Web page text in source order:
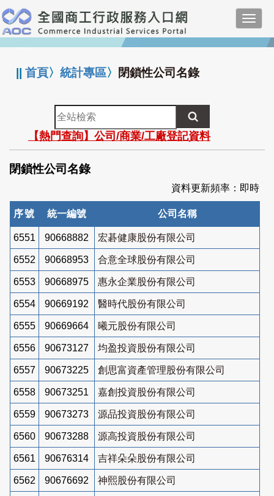
跳
到
主
要
:::
||首頁〉統計專區〉 閉鎖性公司名錄
全
站
檢
索
【熱門查詢】公司/商業/工廠登記資料
閉鎖性公司名錄
資料更新頻率：即時
序號 統一編號 公司名稱
6551 90668882 宏碁健康股份有限公司
6552 90668953 合意全球股份有限公司
6553 90668975 惠永企業股份有限公司
6554 90669192 醫時代股份有限公司
6555 90669664 曦元股份有限公司
6556 90673127 均盈投資股份有限公司
6557 90673225 創思富資產管理股份有限公司
6558 90673251 嘉創投資股份有限公司
6559 90673273 源品投資股份有限公司
6560 90673288 源高投資股份有限公司
6561 90676314 吉祥朵朵股份有限公司
6562 90676692 神熙股份有限公司